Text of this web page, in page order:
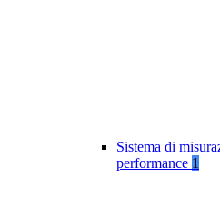
Sistema di
performance 1